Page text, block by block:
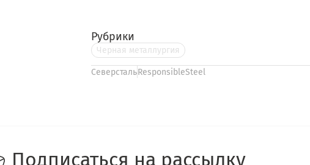
Рубрики
Черная металлургия
СеверстальResponsibleSteel
Подписаться на рассылку